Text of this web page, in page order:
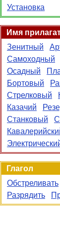
Установка
Имя
Зенитный
Самоходный
Осадный
Бортовый
Стрелковый
Казачий
Станковый
Глагол
Обстреливать
Разрядить